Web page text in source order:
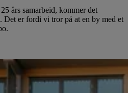
års samarbeid, kommer det
Det er fordi vi tror på at en by med et